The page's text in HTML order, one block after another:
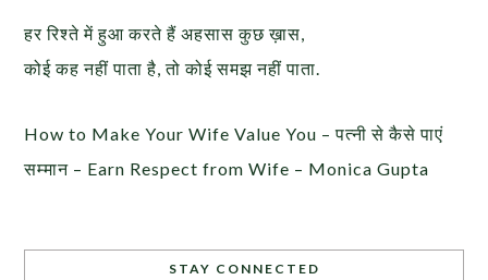
हर रिश्ते में हुआ करते हैं अहसास कुछ ख़ास,
कोई कह नहीं पाता है, तो कोई समझ नहीं पाता.
How to Make Your Wife Value You – पत्नी से कैसे पाएं
सम्मान – Earn Respect from Wife – Monica Gupta
STAY CONNECTED